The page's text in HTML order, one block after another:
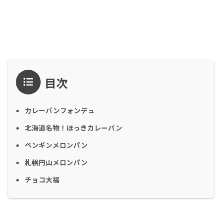
目次
カレーパンフォンデュ
北海道名物！ほっきカレーパン
ペンギンメロンパン
札幌円山メロンパン
チョコ大福